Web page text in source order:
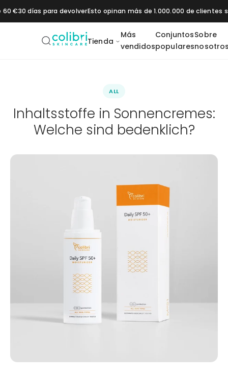
Saltar al contenido
60 €30 días para devolverEsto opinan más de 1.000.000 de
Tienda
Más
vendidos
Conjuntos
populares
Sobre
Hidratación Protección solar
ALL
Inhaltsstoffe in Sonnencremes:
Welche sind bedenklich?